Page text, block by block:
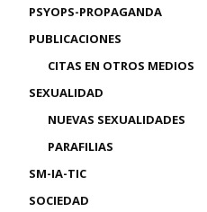
PSYOPS-PROPAGANDA
PUBLICACIONES
CITAS EN OTROS MEDIOS
SEXUALIDAD
NUEVAS SEXUALIDADES
PARAFILIAS
SM-IA-TIC
SOCIEDAD